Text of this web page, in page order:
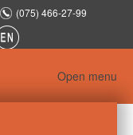
(075) 466-27-99
Open menu